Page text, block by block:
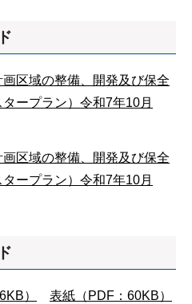
画区域の整備、開発及び保全
ープラン）令和7年10月
画区域の整備、開発及び保全
ープラン）令和7年10月
） 表紙（PDF：60KB）